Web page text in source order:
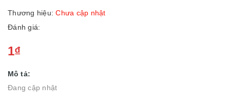
Thương hiệu: Chưa cập nhật
Đánh giá:
1₫
Mô tả:
Đang cập nhật